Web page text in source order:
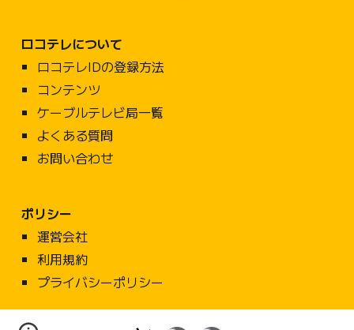
ロコテレについて
ロコテレIDの登録方法
コンテンツ
ケーブルテレビ局一覧
よくある質問
お問い合わせ
ポリシー
運営会社
利用規約
プライバシーポリシー